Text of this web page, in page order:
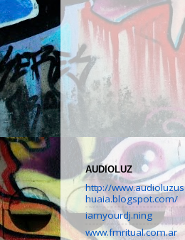
AUDIOLUZ
http://www.audioluzus
huaia.blogspot.com/
iamyourdj.ning
www.fmritual.com.ar